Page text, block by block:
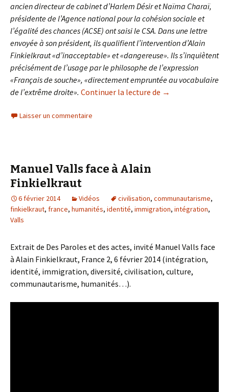
ancien directeur de cabinet d’Harlem Désir et Naïma Charaï,
présidente de l’Agence national pour la cohésion sociale et
l’égalité des chances (ACSE) ont saisi le CSA. Dans une lettre
envoyée à son président, ils qualifient l’intervention d’Alain
Finkielkraut «d’inacceptable» et «dangereuse». Ils s’inquiètent
précisément de l’usage par le philosophe de l’expression
«Français de souche», «directement empruntée au vocabulaire
de l’extrême droite». Continuer la lecture de « Une partie de la
→
Laisser un commentaire
Manuel Valls face à Alain
Finkielkraut
6 février 2014 Vidéos civilisation, communautarisme,
finkielkraut, france, humanités, identité, immigration, intégration,
Valls
Extrait de Des Paroles et des actes, invité Manuel Valls face
à Alain Finkielkraut, France 2, 6 février 2014 (intégration,
identité, immigration, diversité, civilisation, culture,
communautarisme, humanités…).